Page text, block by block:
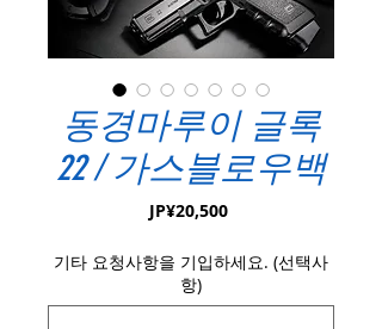
동경마루이 글록
22 / 가스블로우백
JP¥20,500가
기타 요청사항을 기입하세요. (선택사
항)